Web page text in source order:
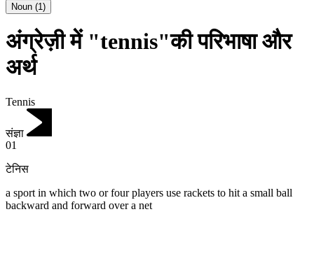
Noun (1)
अंग्रेज़ी में "tennis"की परिभाषा और
अर्थ
Tennis
संज्ञा
01
टेनिस
a sport in which two or four players use rackets to hit a small ball
backward and forward over a net